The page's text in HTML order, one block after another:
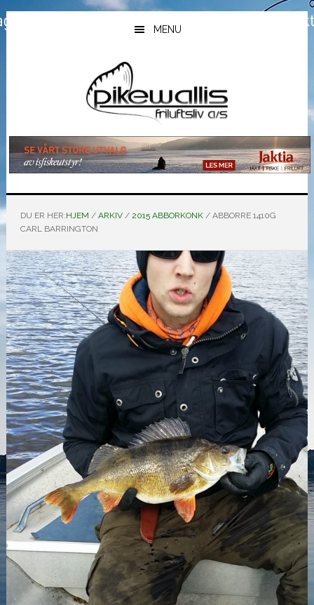
Hopp
til
Hopp
til
Hopp
til
MENU
DU ER HER:HJEM / ARKIV / 2015 ABBORKONK /ABBORRE 1410G
CARL BARRINGTON